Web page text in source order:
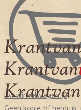
Uw winkelwagen (0)